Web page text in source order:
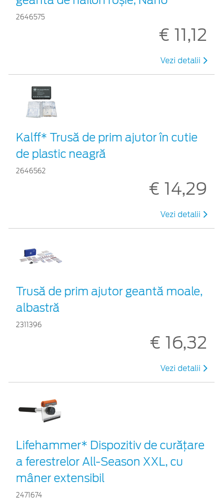
2646575
€ 11,12
Vezi detalii
Kalff* Trusă de prim ajutor în cutie
de plastic neagră
2646562
€ 14,29
Vezi detalii
Trusă de prim ajutor geantă moale,
albastră
2311396
€ 16,32
Vezi detalii
Lifehammer* Dispozitiv de curățare
a ferestrelor All-Season XXL, cu
mâner extensibil
2471674